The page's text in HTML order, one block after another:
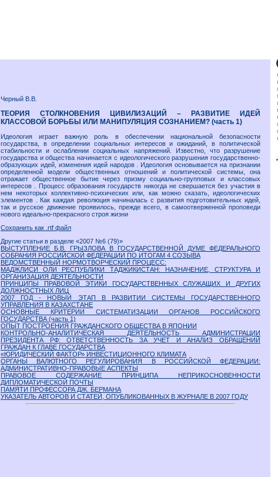
Черный В.В.
ТЕОРИЯ СТОЛКНОВЕНИЯ ЦИВИЛИЗАЦИЙ – РАЗВИТИЕ ИДЕЙ
КЛАССОВОЙ БОРЬБЫ ИЛИ МАНИПУЛЯЦИЯ СОЗНАНИЕМ? (часть 1)
Идеология играет важную роль в обеспечении национальной безопасности
государства, в определении социальных интересов и ожиданий, в политической
стабильности и ослаблении социальных напряжений. Известно, что разрушение
государства и общества начинается с идеологического разрушения государственно-
образующих идей, изменения идей народов . Идеология основывается на признании
определенной модели общественных отношений и политической системы, она
отражает общественное бытие через призму социально-групповых и классовых
интересов . Процесс образования государств никогда не свершается без участия в
нем некоторых коллективно-психических или, как можно сказать, идеологических
элементов . Как каждая революция начиналась с развития подготовительных идей,
так и русское движение проявилось, прежде всего, в самоотверженной проповеди
нового идеально-прекрасного строя жизни
Сохранить как .rtf файл
Другие статьи в разделе «2007 №6 (79)»
ВЫСТУПЛЕНИЕ Б.В. ГРЫЗЛОВА В ГОСУДАРСТВЕННОЙ ДУМЕ ФЕДЕРАЛЬНОГО
СОБРАНИЯ РОССИЙСКОЙ ФЕДЕРАЦИИ ПО ИТОГАМ 4 СОЗЫВА
ВЕДОМСТВЕННЫЙ НОРМОТВОРЧЕСКИЙ ПРОЦЕСС:
МАДЖЛИСИ ОЛИ РЕСПУБЛИКИ ТАДЖИКИСТАН: НАЗНАЧЕНИЕ, СТРУКТУРА И
ОРГАНИЗАЦИЯ ДЕЯТЕЛЬНОСТИ
ПРИНЦИПЫ ПРАВОВОЙ ЭТИКИ ГОСУДАРСТВЕННЫХ СЛУЖАЩИХ И ДРУГИХ
ДОЛЖНОСТНЫХ ЛИЦ
2007 ГОД - НОВЫЙ ЭТАП В РАЗВИТИИ СИСТЕМЫ ГОСУДАРСТВЕННОГО
УПРАВЛЕНИЯ В КАЗАХСТАНЕ
ОСНОВНЫЕ КРИТЕРИИ СИСТЕМАТИЗАЦИИ ОРГАНОВ РОССИЙСКОГО
ГОСУДАРСТВА (часть 1)
ОПЫТ ПОСТРОЕНИЯ ГРАЖДАНСКОГО ОБЩЕСТВА В ЯПОНИИ
КОНТРОЛЬНО-АНАЛИТИЧЕСКАЯ ДЕЯТЕЛЬНОСТЬ АДМИНИСТРАЦИИ
ПРЕЗИДЕНТА РФ: ОТВЕТСТВЕННОСТЬ ЗА УЧЕТ И АНАЛИЗ ОБРАЩЕНИЙ
ГРАЖДАН К ГЛАВЕ ГОСУДАРСТВА
«ЮРИДИЧЕСКИЙ ФАКТОР» ИНВЕСТИЦИОННОГО КЛИМАТА
ОРГАНЫ ВАЛЮТНОГО РЕГУЛИРОВАНИЯ В РОССИЙСКОЙ ФЕДЕРАЦИИ:
АДМИНИСТРАТИВНО-ПРАВОВЫЕ АСПЕКТЫ
ПРАВОВОЕ СОДЕРЖАНИЕ ПРИНЦИПА НЕПРИКОСНОВЕННОСТИ
ДИПЛОМАТИЧЕСКОЙ ПОЧТЫ
ПАМЯТИ ПРОФЕССОРА ДЖ. БЕРМАНА
УКАЗАТЕЛЬ АВТОРОВ И СТАТЕЙ, ОПУБЛИКОВАННЫХ В ЖУРНАЛЕ В 2007 ГОДУ